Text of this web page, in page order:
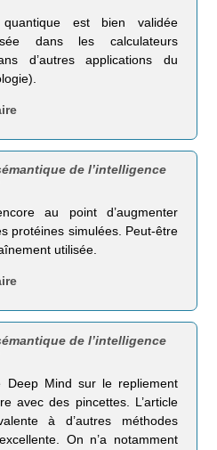
est bien validée
dans les calculateurs
d’autres applications du
de l’intelligence
au point d’augmenter
protéines simulées. Peut-être
utilisée.
de l’intelligence
Deep Mind sur le repliement
avec des pincettes. L’article
à d’autres méthodes
On n’a notamment